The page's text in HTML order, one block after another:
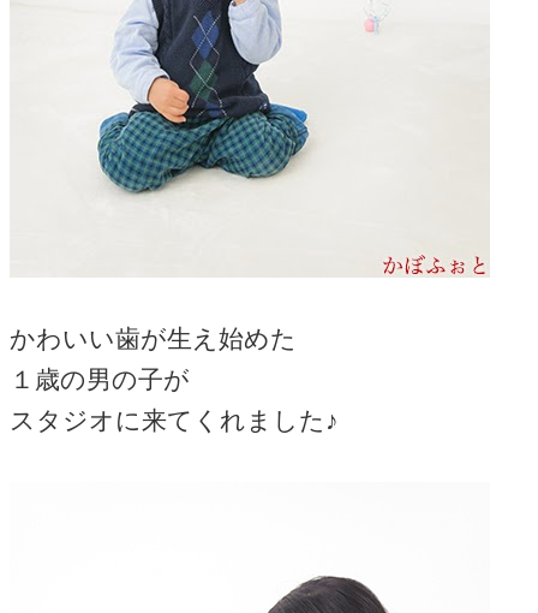
かわいい歯が生え始めた
１歳の男の子が
スタジオに来てくれました♪